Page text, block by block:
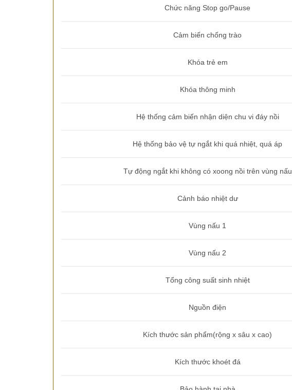
Chức năng Stop go/Pause
Cảm biến chống trào
Khóa trẻ em
Khóa thông minh
Hệ thống cảm biến nhận diện chu vi đáy nồi
Hệ thống bảo vệ tự ngắt khi quá nhiệt, quá áp
Tự động ngắt khi không có xoong nồi trên vùng nấu
Cảnh báo nhiệt dư
Vùng nấu 1
Vùng nấu 2
Tổng công suất sinh nhiệt
Nguồn điện
Kích thước sản phẩm(rộng x sâu x cao)
Kích thước khoét đá